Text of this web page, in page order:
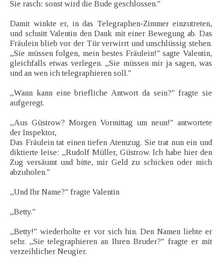
Sie rasch: sonst wird die Bude geschlossen."
Damit winkte er, in das Telegraphen-Zimmer einzutreten,
und schnitt Valentin den Dank mit einer Bewegung ab. Das
Fräulein blieb vor der Tür verwirrt und unschlüssig stehen.
„Sie müssen folgen, mein bestes Fräulein!" sagte Valentin,
gleichfalls etwas verlegen. „Sie müssen mir ja sagen, was
und an wen ich telegraphieren soll."
„Wann kann eine briefliche Antwort da sein?" fragte sie
aufgeregt.
„Aus Güstrow? Morgen Vormittag um neun!" antwortete
der Inspektor,
Das Fräulein tat einen tiefen Atemzug. Sie trat nun ein und
diktierte leise: „Rudolf Müller, Güstrow. Ich habe hier den
Zug versäumt und bitte, mir Geld zu schicken oder mich
abzuholen."
„Und Ihr Name?" fragte Valentin
„Betty."
„Betty!" wiederholte er vor sich hin. Den Namen liebte er
sehr. „Sie telegraphieren an Ihren Bruder?" fragte er mit
verzeihlicher Neugier.